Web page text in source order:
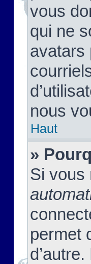
vous
qui ne
avatars
nous
Haut
»
Si vous
permet